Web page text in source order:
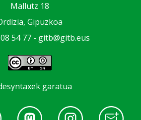
Mallutz 18
Gipuzkoa
54 77 - gitb@gitb.eus
garatua